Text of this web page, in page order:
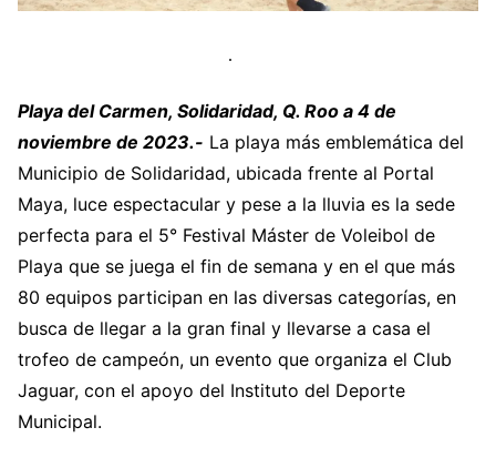
Playa del Carmen, Solidaridad, Q. Roo a 4 de
noviembre de 2023.- La playa más emblemática del
Municipio de Solidaridad, ubicada frente al Portal
Maya, luce espectacular y pese a la lluvia es la sede
perfecta para el 5° Festival Máster de Voleibol de
Playa que se juega el fin de semana y en el que más
80 equipos participan en las diversas categorías, en
busca de llegar a la gran final y llevarse a casa el
trofeo de campeón, un evento que organiza el Club
Jaguar, con el apoyo del Instituto del Deporte
Municipal.